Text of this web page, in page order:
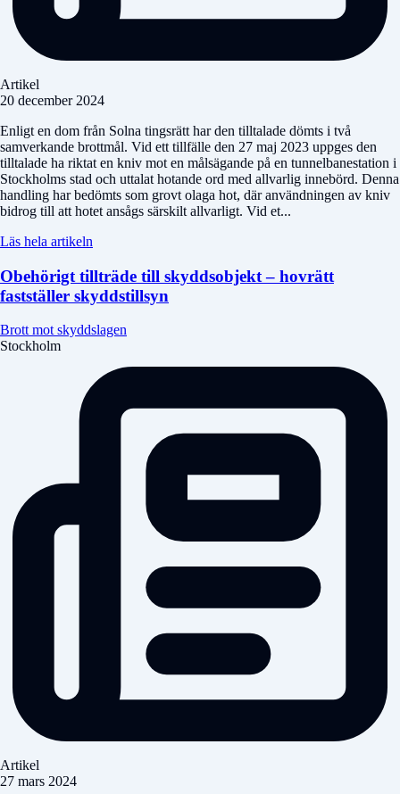
Artikel
20 december 2024
Enligt en dom från Solna tingsrätt har den tilltalade dömts i två
samverkande brottmål. Vid ett tillfälle den 27 maj 2023 uppges den
tilltalade ha riktat en kniv mot en målsägande på en tunnelbanestation i
Stockholms stad och uttalat hotande ord med allvarlig innebörd. Denna
handling har bedömts som grovt olaga hot, där användningen av kniv
bidrog till att hotet ansågs särskilt allvarligt. Vid et...
Läs hela artikeln
Obehörigt tillträde till skyddsobjekt – hovrätt
fastställer skyddstillsyn
Brott mot skyddslagen
Stockholm
Artikel
27 mars 2024